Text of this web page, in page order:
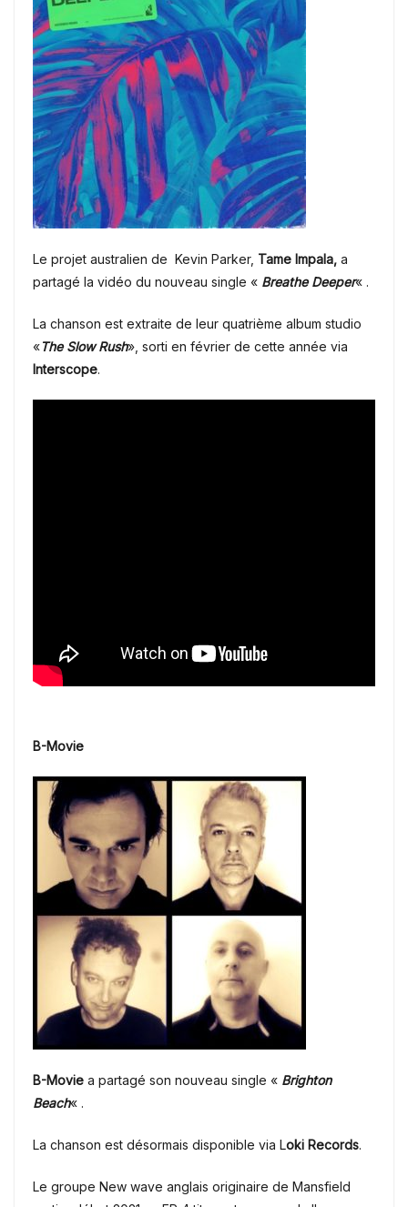
Le projet australien de Kevin Parker, Tame Impala, a
partagé la vidéo du nouveau single « Breathe Deeper« .
La chanson est extraite de leur quatrième album studio
«The Slow Rush», sorti en février de cette année via
Interscope.
B-Movie
B-Movie a partagé son nouveau single « Brighton
Beach« .
La chanson est désormais disponible via Loki Records.
Le groupe New wave anglais originaire de Mansfield